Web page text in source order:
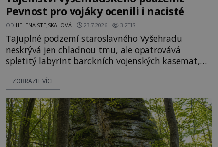
Pevnost pro vojáky ocenili i nacisté
OD HELENA STEJSKALOVÁ 23.7.2026 3.2TIS
Tajuplné podzemí staroslavného Vyšehradu
neskrývá jen chladnou tmu, ale opatrovává
spletitý labyrint barokních vojenských kasemat,
zapomenuté chrámy a vzácné národní poklady.
Hluboko uvnitř mohutné skály nad řekou Vltavou
vyhýbá shonu moderní metropole. Místo, ke
kterému se vážou nejstarší české mýty, ve svých
temných útrobách střeží monumentální
ZOBRAZIT VÍCE